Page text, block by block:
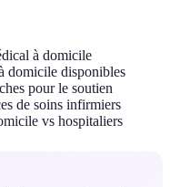
à domicile
domicile disponibles
pour le soutien
de soins infirmiers
vs hospitaliers